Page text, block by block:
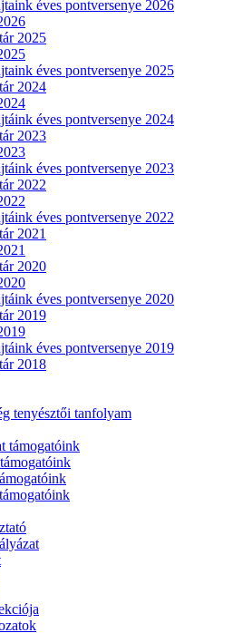
éves pontversenye 2026
2025
éves pontversenye 2025
2024
éves pontversenye 2024
2023
éves pontversenye 2023
2022
éves pontversenye 2022
2021
2020
éves pontversenye 2020
2019
éves pontversenye 2019
2018
tenyésztői tanfolyam
támogatóink